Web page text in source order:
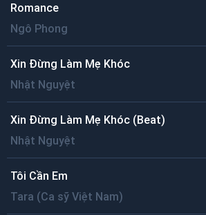
Romance
Ngô Phong
Xin Đừng Làm Mẹ Khóc
Nhật Nguyệt
Xin Đừng Làm Mẹ Khóc (Beat)
Nhật Nguyệt
Tôi Cần Em
Tara (Ca sỹ Việt Nam)